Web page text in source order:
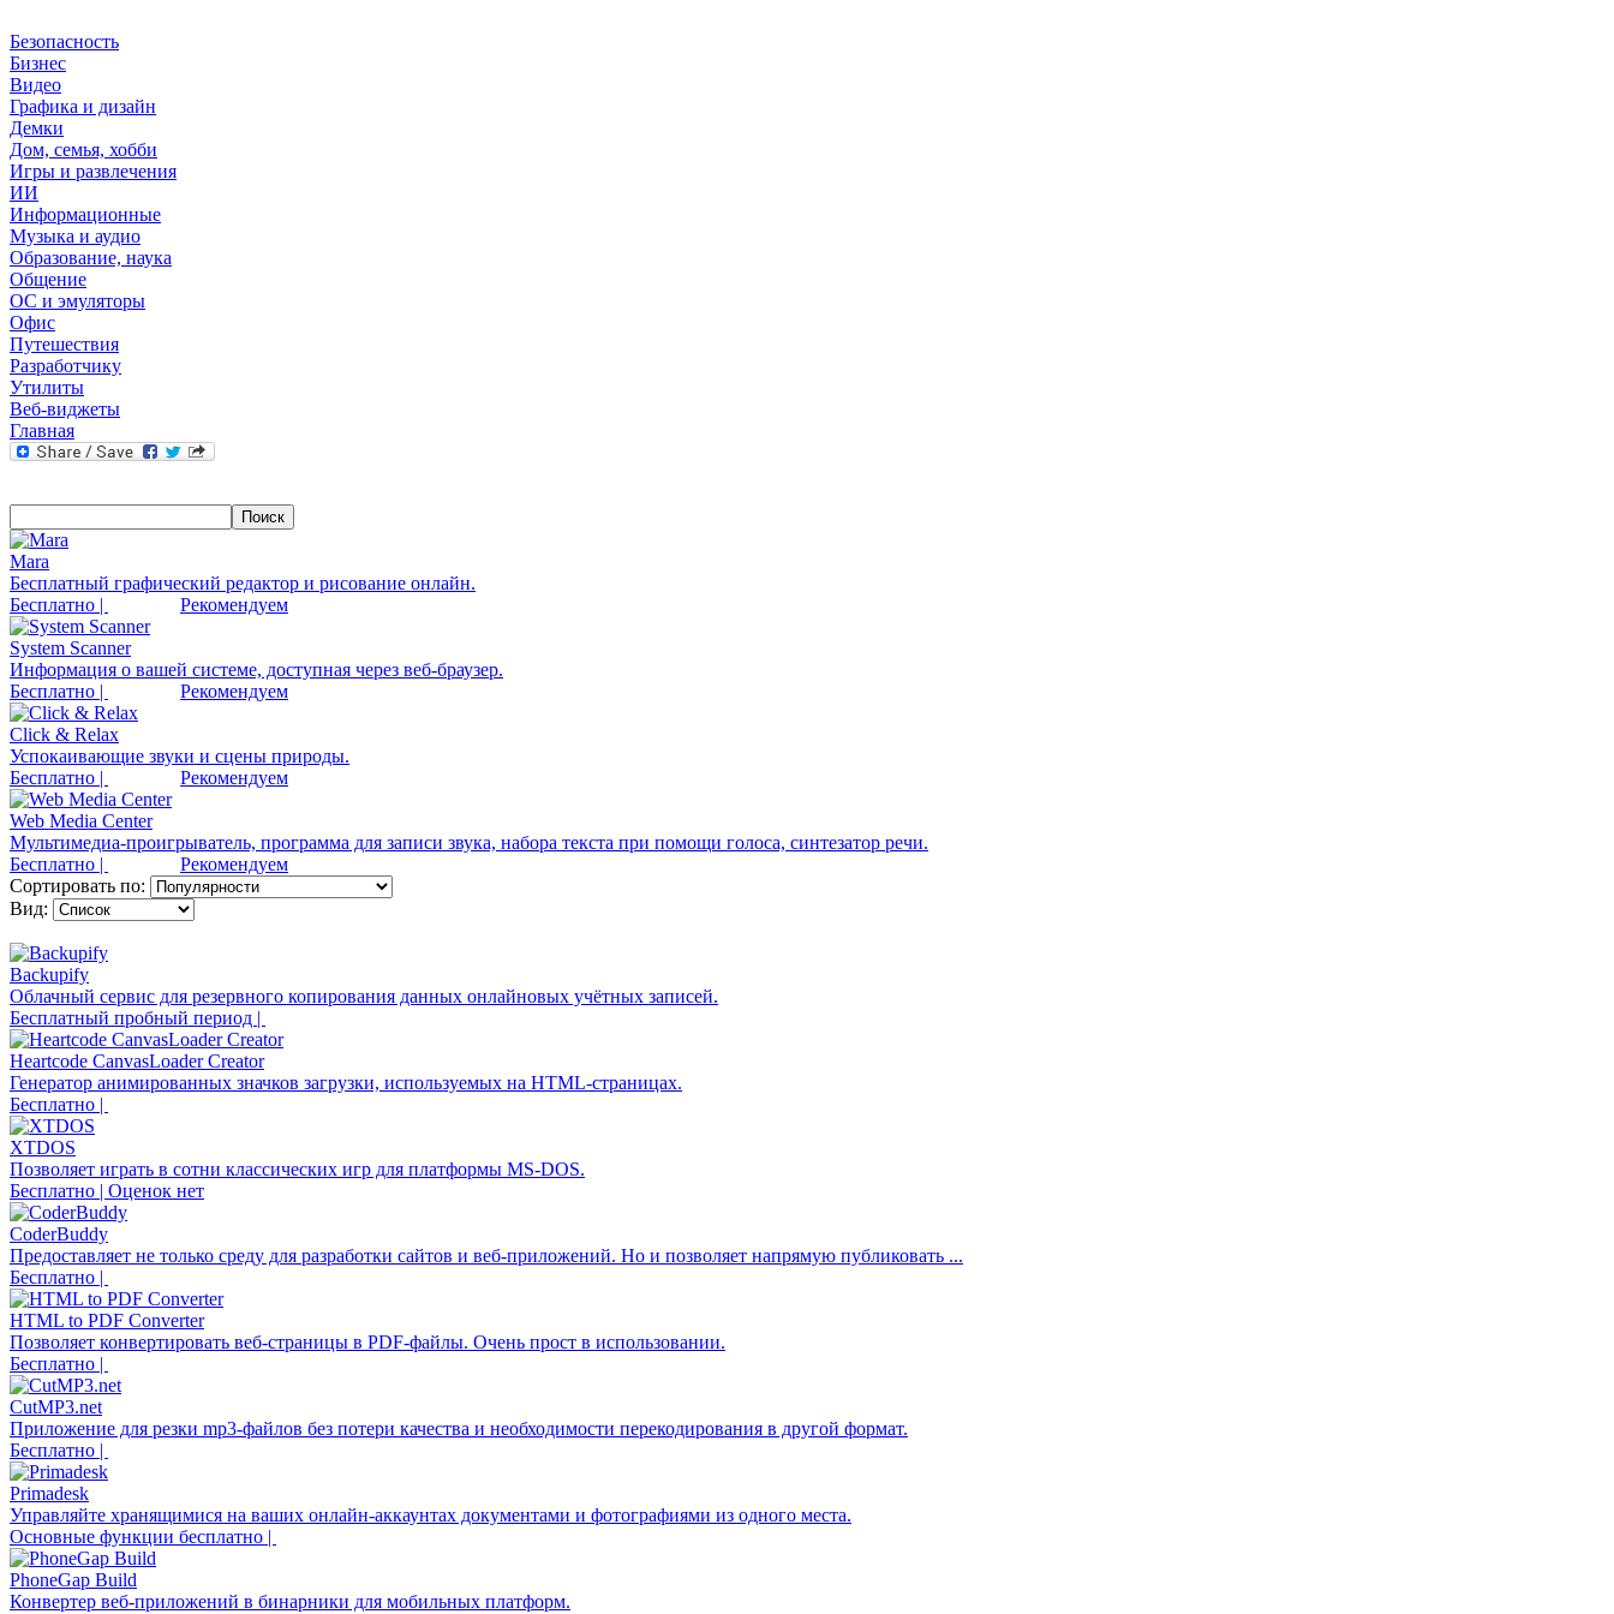
Безопасность
Бизнес
Видео
Графика и дизайн
Демки
Дом, семья, хобби
Игры и развлечения
ИИ
Информационные
Музыка и аудио
Образование, наука
Общение
ОС и эмуляторы
Офис
Путешествия
Разработчику
Утилиты
Веб-виджеты
Главная
Mara
Бесплатный графический редактор и рисование онлайн.
Бесплатно |
Рекомендуем
System Scanner
Информация о вашей системе, доступная через веб-браузер.
Бесплатно |
Рекомендуем
Click & Relax
Успокаивающие звуки и сцены природы.
Бесплатно |
Рекомендуем
Web Media Center
Мультимедиа-проигрыватель, программа для записи звука, набора текста при помощи голоса, синтезатор речи.
Бесплатно |
Рекомендуем
Сортировать по:
Вид:
Backupify
Облачный сервис для резервного копирования данных онлайновых учётных записей.
Бесплатный пробный период |
Heartcode CanvasLoader Creator
Генератор анимированных значков загрузки, используемых на HTML-страницах.
Бесплатно |
XTDOS
Позволяет играть в сотни классических игр для платформы MS-DOS.
Бесплатно | Оценок нет
CoderBuddy
Предоставляет не только среду для разработки сайтов и веб-приложений. Но и позволяет напрямую публиковать ...
Бесплатно |
HTML to PDF Converter
Позволяет конвертировать веб-страницы в PDF-файлы. Очень прост в использовании.
Бесплатно |
CutMP3.net
Приложение для резки mp3-файлов без потери качества и необходимости перекодирования в другой формат.
Бесплатно |
Primadesk
Управляйте хранящимися на ваших онлайн-аккаунтах документами и фотографиями из одного места.
Основные функции бесплатно |
PhoneGap Build
Конвертер веб-приложений в бинарники для мобильных платформ.